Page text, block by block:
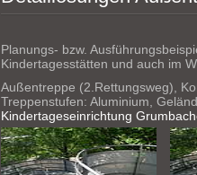
Planungs- bzw.
Kindertagesstätten und auch im
Außentreppe (2.Rettungsweg),
Treppenstufen: Aluminium,
Kindertageseinrichtung